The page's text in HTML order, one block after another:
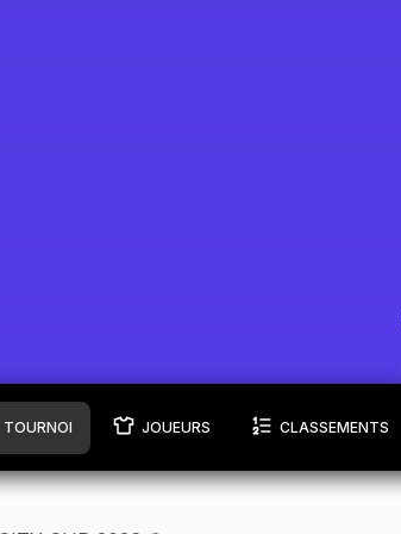
TOURNOI JOUEURS CLASSEMENTS